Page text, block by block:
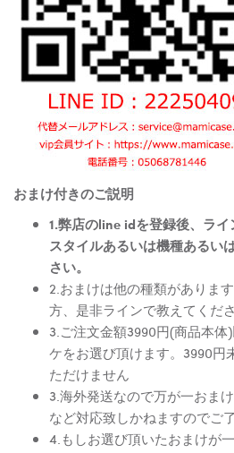
おまけ付きのご説明
1.弊店のline idを登録後、ラ
スタイルあるいは機種あるい
さい。
2.おまけは他の種類がありま
方、是非ラインで教えてくださ
3.ご注文金額3990円(商品本
ケをお選び頂けます。3990円
ただけません
3.海外発送なので万が一おま
など対応致しかねますのでご
4.もしお選び頂いたおまけが